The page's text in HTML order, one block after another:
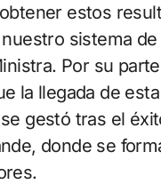
estos
sistema de
Por su
la llegada de
gestó tras el
donde se